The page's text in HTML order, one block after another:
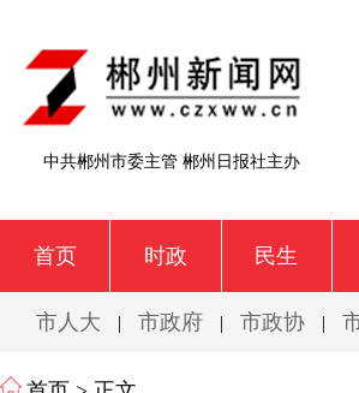
中共郴州市委主管 郴州日报社主办
首页 时政 民生
市人大 | 市政府 | 市政协 |